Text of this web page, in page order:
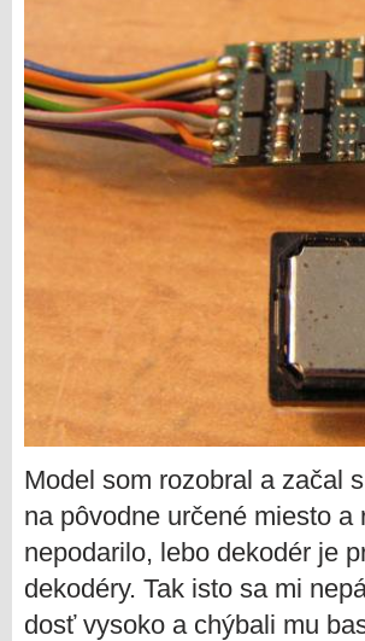
Model som rozobral a začal
na pôvodne určené miesto
nepodarilo, lebo dekodér je
dekodéry. Tak isto sa mi
dosť vysoko a chýbali mu